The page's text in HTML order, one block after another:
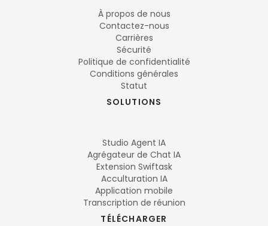
À propos de nous
Contactez-nous
Carrières
Sécurité
Politique de confidentialité
Conditions générales
Statut
SOLUTIONS
Studio Agent IA
Agrégateur de Chat IA
Extension Swiftask
Acculturation IA
Application mobile
Transcription de réunion
TÉLÉCHARGER